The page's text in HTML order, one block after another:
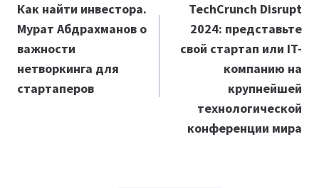
по
записям
Как найти инвестора.
Мурат Абдрахманов о
важности
нетворкинга для
стартаперов
TechCrunch Disrupt
2024: представьте
свой стартап или IT-
компанию на
крупнейшей
технологической
конференции мира